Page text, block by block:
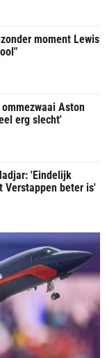
moment Lewis
Aston
erg slecht'
'Eindelijk
Verstappen beter is'